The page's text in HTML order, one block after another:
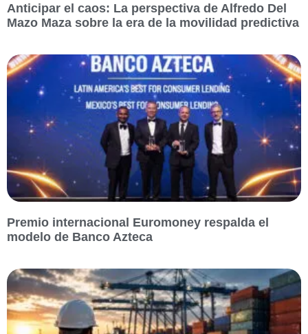
Anticipar el caos: La perspectiva de Alfredo Del
Mazo Maza sobre la era de la movilidad predictiva
Premio internacional Euromoney respalda el
modelo de Banco Azteca